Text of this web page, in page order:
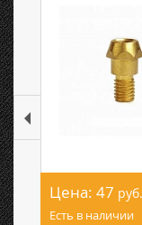
Цена: 47 руб.
Есть в наличии